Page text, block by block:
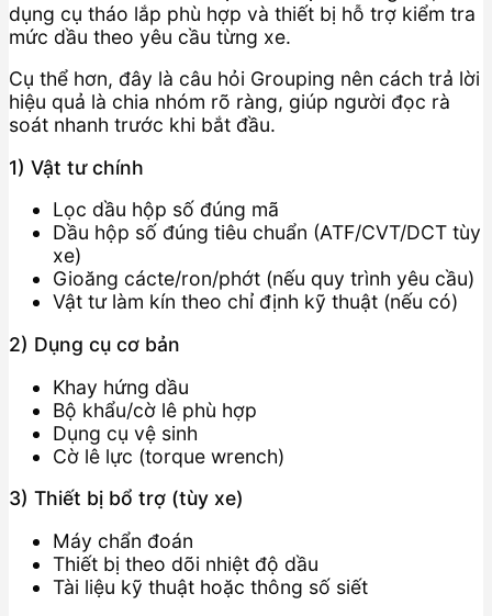
dụng cụ tháo lắp phù hợp và thiết bị hỗ trợ kiểm tra
mức dầu theo yêu cầu từng xe.
Cụ thể hơn, đây là câu hỏi Grouping nên cách trả lời
hiệu quả là chia nhóm rõ ràng, giúp người đọc rà
soát nhanh trước khi bắt đầu.
1) Vật tư chính
Lọc dầu hộp số đúng mã
Dầu hộp số đúng tiêu chuẩn (ATF/CVT/DCT tùy
xe)
Gioăng cácte/ron/phớt (nếu quy trình yêu cầu)
Vật tư làm kín theo chỉ định kỹ thuật (nếu có)
2) Dụng cụ cơ bản
Khay hứng dầu
Bộ khẩu/cờ lê phù hợp
Dụng cụ vệ sinh
Cờ lê lực (torque wrench)
3) Thiết bị bổ trợ (tùy xe)
Máy chẩn đoán
Thiết bị theo dõi nhiệt độ dầu
Tài liệu kỹ thuật hoặc thông số siết